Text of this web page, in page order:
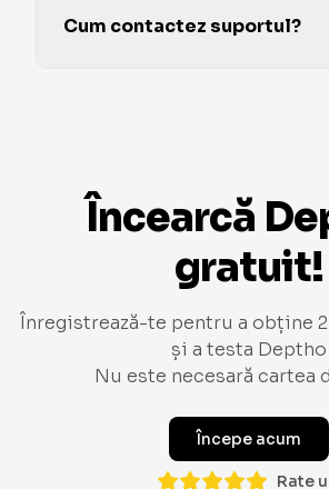
Cum contactez suportul?
Încearcă
gratuit!
Înregistrează-te pentru a obține
și a testa Deptho
Nu este necesară cartea
Începe acum
Rate